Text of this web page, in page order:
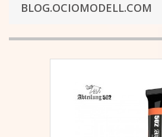
BLOG.OCIOMODELL.COM